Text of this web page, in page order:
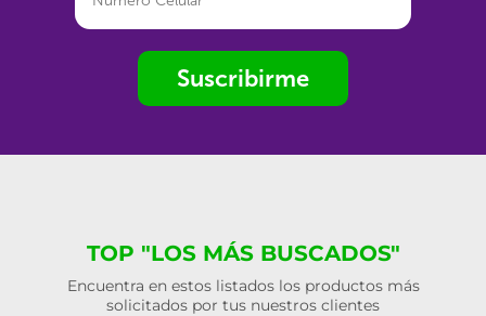
Suscribirme
TOP "LOS MÁS BUSCADOS"
Encuentra en estos listados los productos más
solicitados por tus nuestros clientes